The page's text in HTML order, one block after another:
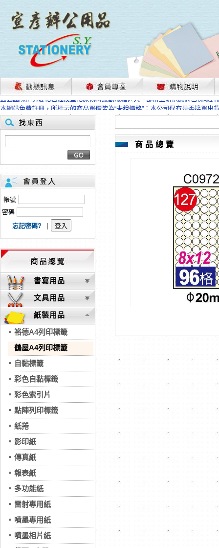
茲因國際情勢變化石油及塑化原物料波動漲幅甚大，部份上游供應商已採取
本網站免費註冊，所標示的商品單價皆為“未稅價格”；本公司保有是否接單出
HP、EPSON、CANON原廠耗材價格浮動，下單前請先跟客服人員確認最新
本網站免費註冊，所標示的商品單價皆為“未稅價格”；本公司保有是否接單出
匯款客戶請注意！因商品繁複來不及發現短缺，遂待客服人員跟您確認訂單
本網站免費註冊，所標示的商品單價皆為“未稅價格”；本公司保有是否接單出
茲因國際情勢變化石油及塑化原物料波動漲幅甚大，部份上游供應商已採取
本網站免費註冊，所標示的商品單價皆為“未稅價格”；本公司保有是否接單出
HP、EPSON、CANON原廠耗材價格浮動，下單前請先跟客服人員確認最新
本網站免費註冊，所標示的商品單價皆為“未稅價格”；本公司保有是否接單出
匯款客戶請注意！因商品繁複來不及發現短缺，遂待客服人員跟您確認訂單
本網站免費註冊，所標示的商品單價皆為“未稅價格”；本公司保有是否接單出
帳號
密碼
忘記密碼?
書寫用品
文具用品
紙製用品
裕德A4列印標籤
鶴屋A4列印標籤
自黏標籤
彩色自黏標籤
彩色索引片
點陣列印標籤
紙捲
影印紙
傳真紙
報表紙
多功能紙
雷射專用紙
噴墨專用紙
噴墨相片紙
商品總覽